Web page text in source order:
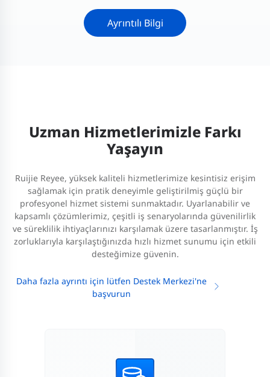
Ayrıntılı Bilgi
Uzman Hizmetlerimizle Farkı
Yaşayın
Ruijie Reyee, yüksek kaliteli hizmetlerimize kesintisiz erişim
sağlamak için pratik deneyimle geliştirilmiş güçlü bir
profesyonel hizmet sistemi sunmaktadır. Uyarlanabilir ve
kapsamlı çözümlerimiz, çeşitli iş senaryolarında güvenilirlik
ve süreklilik ihtiyaçlarınızı karşılamak üzere tasarlanmıştır. İş
zorluklarıyla karşılaştığınızda hızlı hizmet sunumu için etkili
desteğimize güvenin.
Daha fazla ayrıntı için lütfen Destek Merkezi'ne
başvurun